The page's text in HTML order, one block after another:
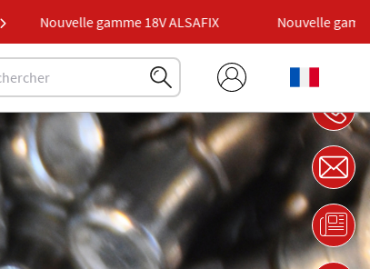
Nouvelle gamme 18V ALSAFIX Nouvelle gamme